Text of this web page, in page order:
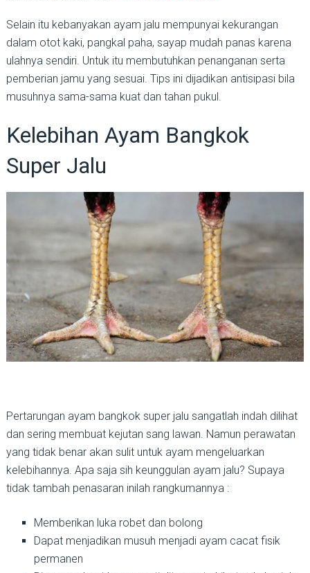
Selain itu kebanyakan ayam jalu mempunyai kekurangan
dalam otot kaki, pangkal paha, sayap mudah panas karena
ulahnya sendiri. Untuk itu membutuhkan penanganan serta
pemberian jamu yang sesuai. Tips ini dijadikan antisipasi bila
musuhnya sama-sama kuat dan tahan pukul.
Kelebihan Ayam Bangkok
Super Jalu
Pertarungan ayam bangkok super jalu sangatlah indah dilihat
dan sering membuat kejutan sang lawan. Namun perawatan
yang tidak benar akan sulit untuk ayam mengeluarkan
kelebihannya. Apa saja sih keunggulan ayam jalu? Supaya
tidak tambah penasaran inilah rangkumannya :
Memberikan luka robet dan bolong
Dapat menjadikan musuh menjadi ayam cacat fisik
permanen